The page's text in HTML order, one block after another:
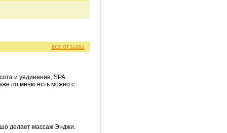
все отзывы
и уединение, SPA
по меню есть можно с
делает массаж Энджи.